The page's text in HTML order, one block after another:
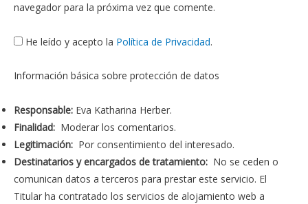
navegador para la próxima vez que comente.
He leído y acepto la Política de Privacidad.
Información básica sobre protección de datos
Responsable: Eva Katharina Herber.
Finalidad: Moderar los comentarios.
Legitimación: Por consentimiento del interesado.
Destinatarios y encargados de tratamiento: No se ceden o
comunican datos a terceros para prestar este servicio. El
Titular ha contratado los servicios de alojamiento web a